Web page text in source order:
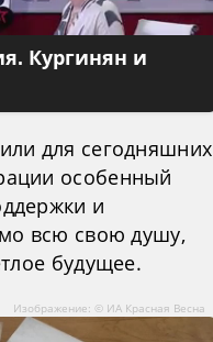
Кургинян и
для сегодняшних
особенный
и
всю свою душу,
будущее.
Изображение: © ИА Красная Весна